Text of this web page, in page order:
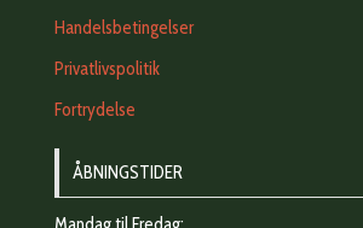
Handelsbetingelser
Privatlivspolitik
Fortrydelse
ÅBNINGSTIDER